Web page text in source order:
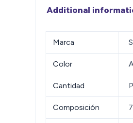
Additional
Marca
Color
Cantidad
Composición